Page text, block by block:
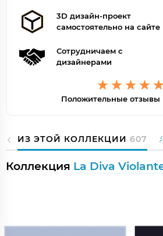
3D дизайн-проект
самостоятельно на сайте
Сотрудничаем с
дизайнерами
Положительные отзывы
ИЗ ЭТОЙ КОЛЛЕКЦИИ 607
Коллекция La Diva